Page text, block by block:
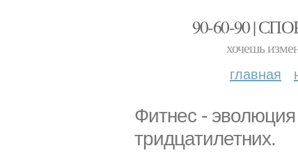
90-60-90 |
хочешь
главная
Фитнес -
тридцатилетних.